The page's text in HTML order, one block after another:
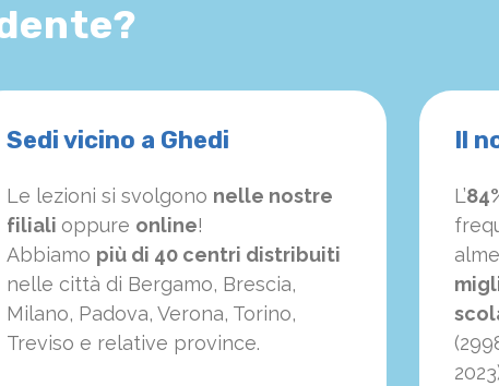
Sedi vicino a Ghedi
Le lezioni si svolgono nelle nostre
filiali oppure online!
Abbiamo più di 40 centri distribuiti
nelle città di Bergamo, Brescia,
Milano, Padova, Verona, Torino,
Treviso e relative province.
Il
L’